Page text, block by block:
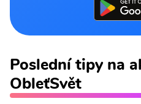
Poslední tipy na
ObleťSvět